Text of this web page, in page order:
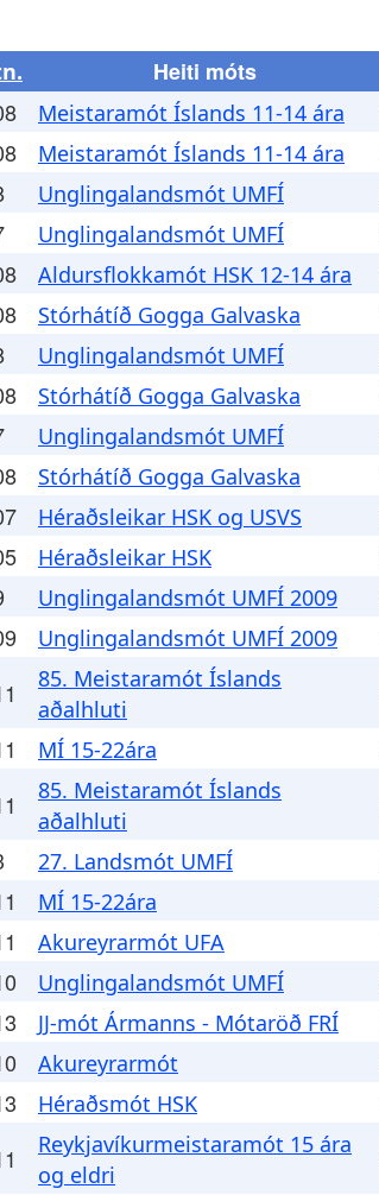
Heiti móts
Meistaramót Íslands 11-14 ára
Meistaramót Íslands 11-14 ára
Unglingalandsmót UMFÍ
Unglingalandsmót UMFÍ
Aldursflokkamót HSK 12-14 ára
Stórhátíð Gogga Galvaska
Unglingalandsmót UMFÍ
Stórhátíð Gogga Galvaska
Unglingalandsmót UMFÍ
Stórhátíð Gogga Galvaska
Héraðsleikar HSK og USVS
Héraðsleikar HSK
Unglingalandsmót UMFÍ 2009
Unglingalandsmót UMFÍ 2009
85. Meistaramót Íslands
aðalhluti
MÍ 15-22ára
85. Meistaramót Íslands
aðalhluti
27. Landsmót UMFÍ
MÍ 15-22ára
Akureyrarmót UFA
Unglingalandsmót UMFÍ
JJ-mót Ármanns - Mótaröð FRÍ
Akureyrarmót
Héraðsmót HSK
Reykjavíkurmeistaramót 15 ára
og eldri